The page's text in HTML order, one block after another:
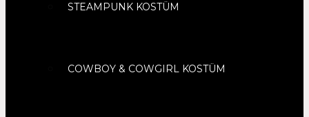
STEAMPUNK KOSTÜM
COWBOY & COWGIRL KOSTÜM